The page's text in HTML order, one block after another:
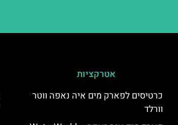
אטרקציות
כרטיסים לפארק מים איה נאפה ווטר
וורלד